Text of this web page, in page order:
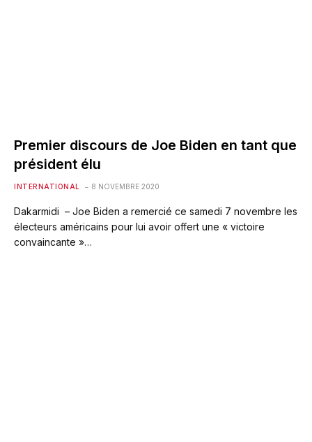
Premier discours de Joe Biden en tant que
président élu
INTERNATIONAL 8 NOVEMBRE 2020
Dakarmidi – Joe Biden a remercié ce samedi 7 novembre les
électeurs américains pour lui avoir offert une « victoire
convaincante »…